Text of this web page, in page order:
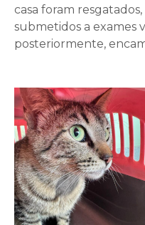
casa foram
submetidos a exames
posteriormente,